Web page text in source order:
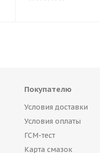
Покупателю
Условия доставки
Условия оплаты
ГСМ-тест
Карта смазок